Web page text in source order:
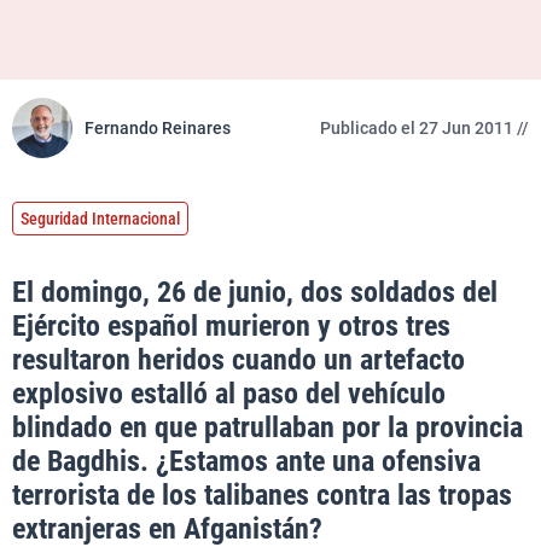
Fernando Reinares Publicado el 27 Jun 2011 //
Seguridad Internacional
El domingo, 26 de junio, dos soldados del
Ejército español murieron y otros tres
resultaron heridos cuando un artefacto
explosivo estalló al paso del vehículo
blindado en que patrullaban por la provincia
de Bagdhis. ¿Estamos ante una ofensiva
terrorista de los talibanes contra las tropas
extranjeras en Afganistán?